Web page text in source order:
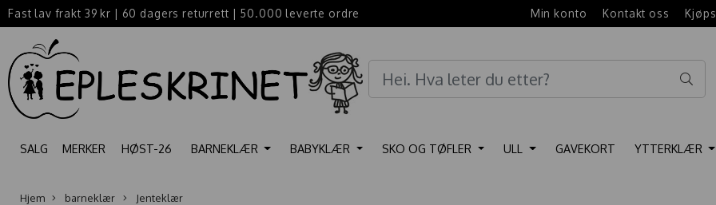
Fast lav frakt 39 kr | 60 dagers returrett | 50.000 leverte ordre Min konto Kontakt oss
SALG MERKER HØST-26 BARNEKLÆR BABYKLÆR SKO OG TØFLER ULL GAVEKORT YTTERKLÆR
Hjem barneklær Jenteklær